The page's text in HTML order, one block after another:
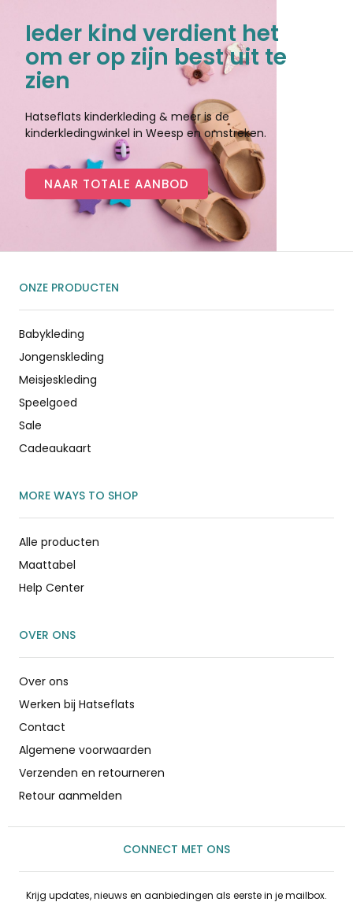
Ieder kind verdient het
om er op zijn best uit te
zien
Hatseflats kinderkleding & meer is de
kinderkledingwinkel in Weesp en omstreken.
NAAR TOTALE AANBOD
ONZE PRODUCTEN
Babykleding
Jongenskleding
Meisjeskleding
Speelgoed
Sale
Cadeaukaart
MORE WAYS TO SHOP
Alle producten
Maattabel
Help Center
OVER ONS
Over ons
Werken bij Hatseflats
Contact
Algemene voorwaarden
Verzenden en retourneren
Retour aanmelden
CONNECT MET ONS
Krijg updates, nieuws en aanbiedingen als eerste in je mailbox.